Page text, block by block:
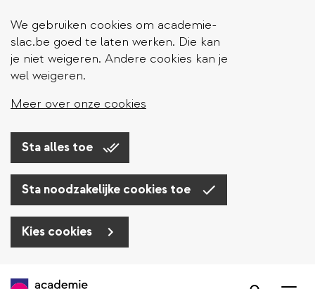
We gebruiken cookies om academie-
slac.be goed te laten werken. Die kan
je niet weigeren. Andere cookies kan je
wel weigeren.
Meer over onze cookies
Sta alles toe
Sta noodzakelijke cookies toe
Kies cookies